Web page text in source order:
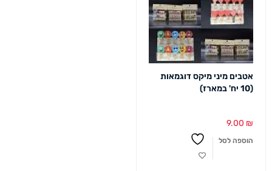
אטבים מיני מיקס דוגמאות
(10 יח' במארז)
9.00 ₪
הוספה לסל